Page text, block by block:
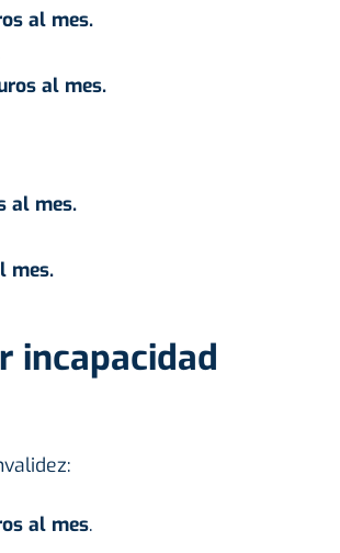
al mes.
al mes.
al mes.
mes.
incapacidad
al mes.